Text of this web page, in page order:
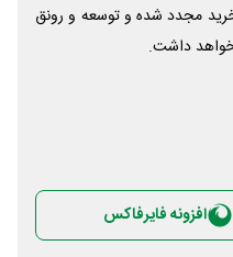
مجدد شده و توسعه و رونق
داشت.
افزونه فایرفاکس